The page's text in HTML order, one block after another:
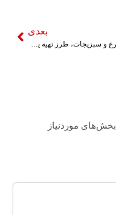
بعدی
بخش‌های موردنیاز